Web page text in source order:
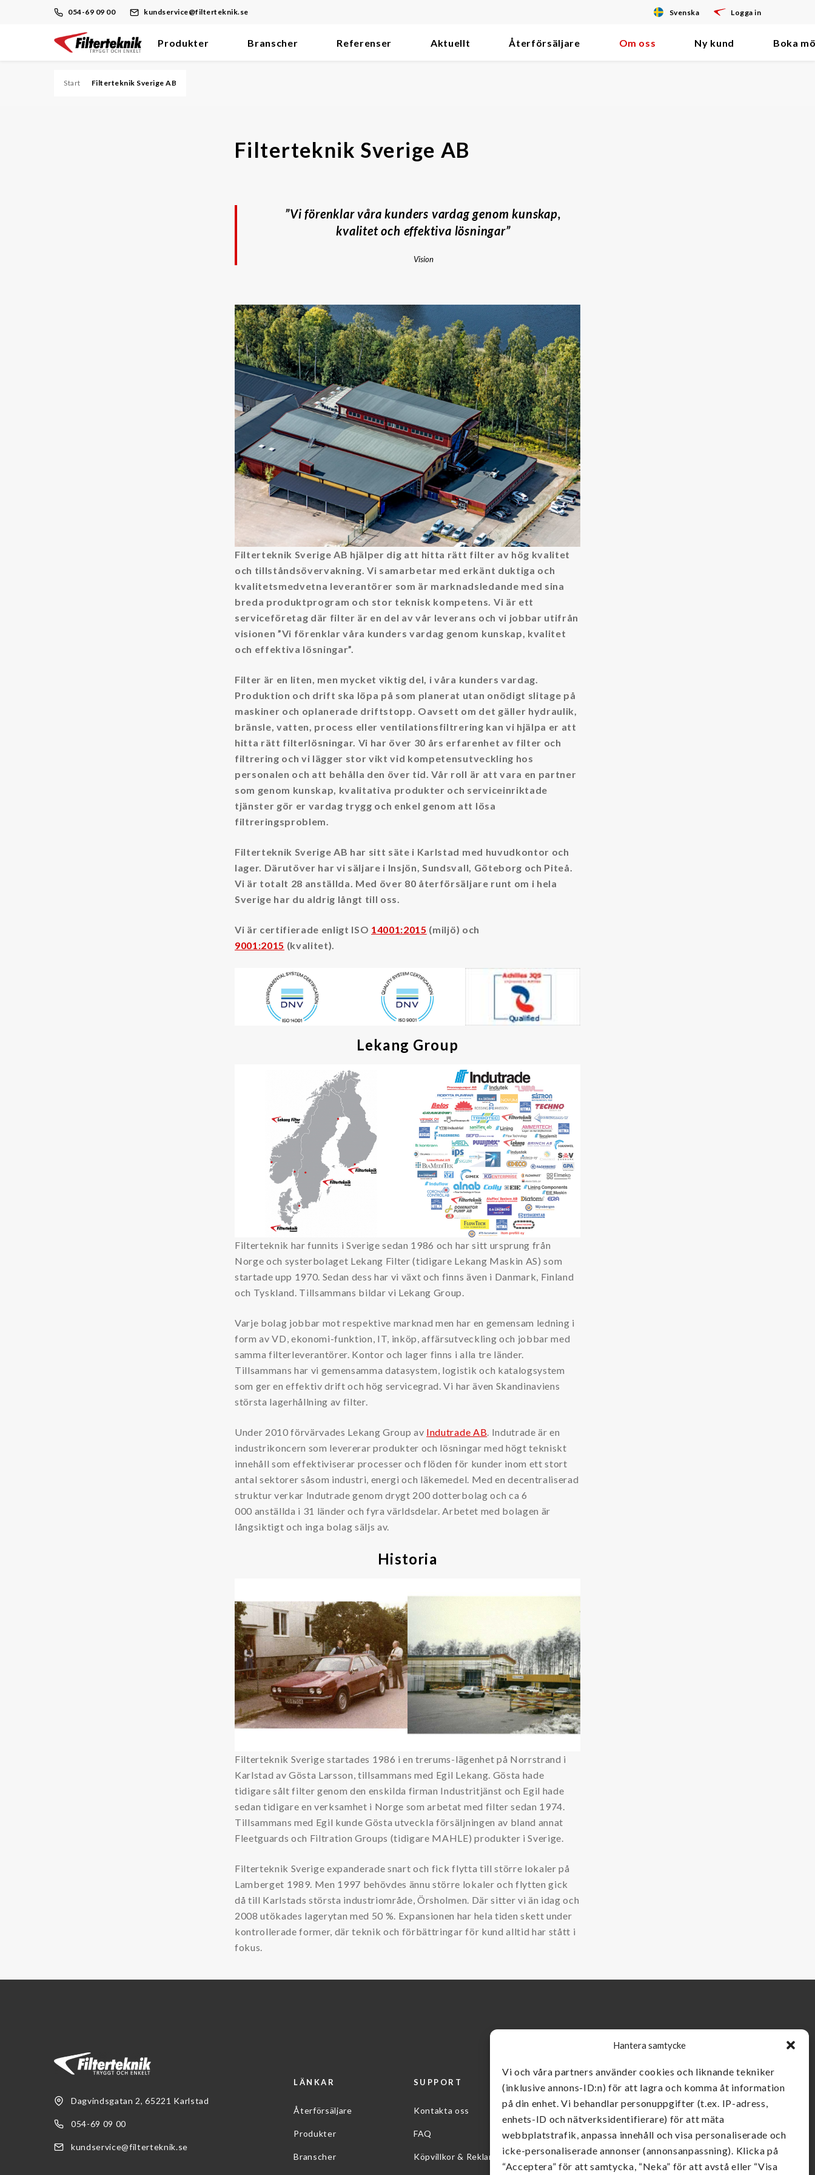
Hantera samtycke
Vi och våra partners använder cookies och liknande tekniker
(inklusive annons-ID:n) för att lagra och komma åt information
på din enhet. Vi behandlar personuppgifter (t.ex. IP-adress,
enhets-ID och nätverksidentifierare) för att mäta
webbplatstrafik, anpassa innehåll och visa personaliserade och
icke-personaliserade annonser (annonsanpassning). Klicka på
“Acceptera” för att samtycka, “Neka” för att avstå eller “Visa
Svenska Logga in
054-69 09 00 kundservice@filterteknik.se
Hoppa
Produkter Branscher Referenser Aktuellt Återförsäljare Om oss Ny kund Boka
Start Filterteknik Sverige AB
Filterteknik Sverige AB
”Vi förenklar våra kunders vardag genom kunskap,
kvalitet och effektiva lösningar”
Vision
Filterteknik Sverige AB hjälper dig att hitta rätt filter av hög kvalitet
och tillståndsövervakning. Vi samarbetar med erkänt duktiga och
kvalitetsmedvetna leverantörer som är marknadsledande med sina
breda produktprogram och stor teknisk kompetens. Vi är ett
serviceföretag där filter är en del av vår leverans och vi jobbar utifrån
visionen ”Vi förenklar våra kunders vardag genom kunskap, kvalitet
och effektiva lösningar”.
Filter är en liten, men mycket viktig del, i våra kunders vardag.
Produktion och drift ska löpa på som planerat utan onödigt slitage på
maskiner och oplanerade driftstopp. Oavsett om det gäller hydraulik,
bränsle, vatten, process eller ventilationsfiltrering kan vi hjälpa er att
hitta rätt filterlösningar. Vi har över 30 års erfarenhet av filter och
filtrering och vi lägger stor vikt vid kompetensutveckling hos
personalen och att behålla den över tid. Vår roll är att vara en partner
som genom kunskap, kvalitativa produkter och serviceinriktade
tjänster gör er vardag trygg och enkel genom att lösa
filtreringsproblem.
Filterteknik Sverige AB har sitt säte i Karlstad med huvudkontor och
lager. Därutöver har vi säljare i Insjön, Sundsvall, Göteborg och Piteå.
Vi är totalt 28 anställda. Med över 80 återförsäljare runt om i hela
Sverige har du aldrig långt till oss.
Vi är certifierade enligt ISO 14001:2015 (miljö) och
9001:2015 (kvalitet).
Lekang Group
Filterteknik har funnits i Sverige sedan 1986 och har sitt ursprung från
Norge och systerbolaget Lekang Filter (tidigare Lekang Maskin AS) som
startade upp 1970. Sedan dess har vi växt och finns även i Danmark, Finland
och Tyskland. Tillsammans bildar vi Lekang Group.
Varje bolag jobbar mot respektive marknad men har en gemensam ledning i
form av VD, ekonomi-funktion, IT, inköp, affärsutveckling och jobbar med
samma filterleverantörer. Kontor och lager finns i alla tre länder.
Tillsammans har vi gemensamma datasystem, logistik och katalogsystem
som ger en effektiv drift och hög servicegrad. Vi har även Skandinaviens
största lagerhållning av filter.
Under 2010 förvärvades Lekang Group av Indutrade AB. Indutrade är en
industrikoncern som levererar produkter och lösningar med högt tekniskt
innehåll som effektiviserar processer och flöden för kunder inom ett stort
antal sektorer såsom industri, energi och läkemedel. Med en decentraliserad
struktur verkar Indutrade genom drygt 200 dotterbolag och ca 6
000 anställda i 31 länder och fyra världsdelar. Arbetet med bolagen är
långsiktigt och inga bolag säljs av.
Historia
Filterteknik Sverige startades 1986 i en trerums-lägenhet på Norrstrand i
Karlstad av Gösta Larsson, tillsammans med Egil Lekang. Gösta hade
tidigare sålt filter genom den enskilda firman Industritjänst och Egil hade
sedan tidigare en verksamhet i Norge som arbetat med filter sedan 1974.
Tillsammans med Egil kunde Gösta utveckla försäljningen av bland annat
Fleetguards och Filtration Groups (tidigare MAHLE) produkter i Sverige.
Filterteknik Sverige expanderade snart och fick flytta till större lokaler på
Lamberget 1989. Men 1997 behövdes ännu större lokaler och flytten gick
då till Karlstads största industriområde, Örsholmen. Där sitter vi än idag och
2008 utökades lagerytan med 50 %. Expansionen har hela tiden skett under
kontrollerade former, där teknik och förbättringar för kund alltid har stått i
fokus.
Dagvindsgatan 2, 65221 Karlstad
054-69 09 00
kundservice@filterteknik.se
LÄNKAR
Återförsäljare
Produkter
Branscher
SUPPORT
Kontakta oss
FAQ
Köpvillkor & Reklamation